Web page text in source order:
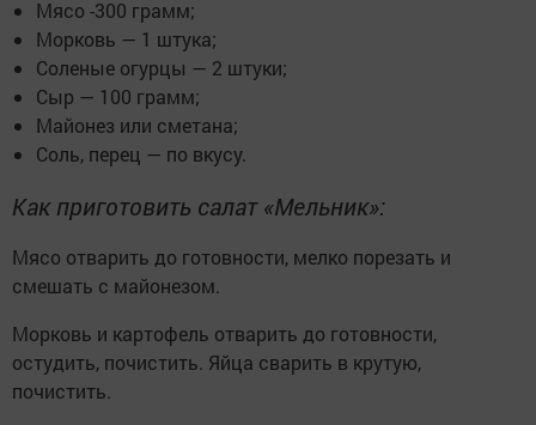
Мясо -300 грамм;
Морковь — 1 штука;
Соленые огурцы — 2 штуки;
Сыр — 100 грамм;
Майонез или сметана;
Соль, перец — по вкусу.
Как приготовить салат «Мельник»:
Мясо отварить до готовности, мелко порезать и
смешать с майонезом.
Морковь и картофель отварить до готовности,
остудить, почистить. Яйца сварить в крутую,
почистить.